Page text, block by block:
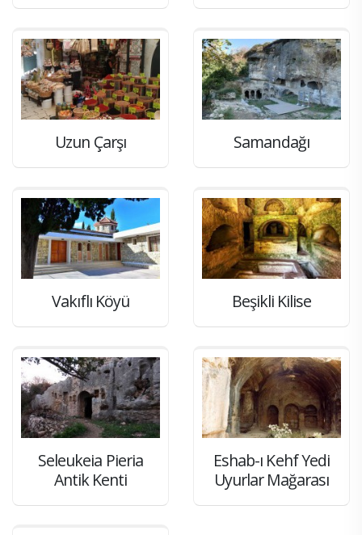
Uzun Çarşı Samandağı
Vakıflı Köyü Beşikli Kilise
Seleukeia Pieria
Antik Kenti
Eshab-ı Kehf Yedi
Uyurlar Mağarası